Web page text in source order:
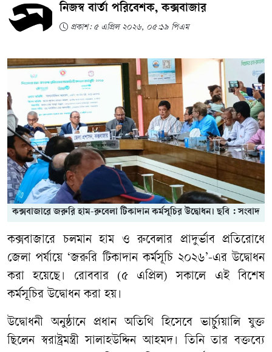
নিজস্ব বার্তা পরিবেশক, কক্সবাজার
প্রকাশ: ৫ এপ্রিল ২০২৬, ০৫:১৯ পিএম
কক্সবাজারে জরুরি হাম-রুবেলা টিকাদান কর্মসূচির উদ্বোধন। ছবি : সংবাদ
কক্সবাজারে চলমান হাম ও রুবেলার প্রাদুর্ভাব প্রতিরোধে
জেলা পর্যায়ে ‘জরুরি টিকাদান কর্মসূচি ২০২৬’-এর উদ্বোধন
করা হয়েছে। রোববার (৫ এপ্রিল) সকালে এই বিশেষ
কর্মসূচির উদ্বোধন করা হয়।
উদ্বোধনী অনুষ্ঠানে প্রধান অতিথি হিসেবে ভার্চ্যুয়ালি যুক্ত
ছিলেন স্বরাষ্ট্রমন্ত্রী সালাহউদ্দিন আহমদ। তিনি তার বক্তব্যে